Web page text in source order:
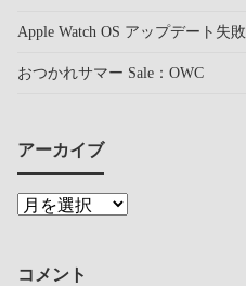
Apple Watch OS アップデート失敗
おつかれサマー Sale：OWC
アーカイブ
コメント